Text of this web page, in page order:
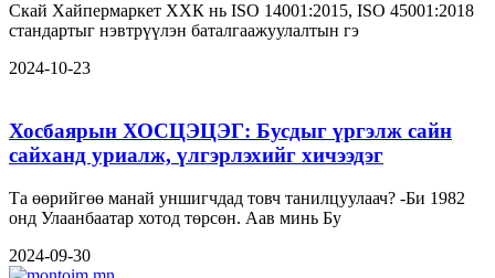
Скай Хайпермаркет ХХК нь ISO 14001:2015, ISO 45001:2018
стандартыг нэвтрүүлэн баталгаажуулалтын гэ
2024-10-23
Хосбаярын ХОСЦЭЦЭГ: Бусдыг үргэлж сайн
сайханд уриалж, үлгэрлэхийг хичээдэг
Та өөрийгөө манай уншигчдад товч танилцуулаач? -Би 1982
онд Улаанбаатар хотод төрсөн. Аав минь Бу
2024-09-30